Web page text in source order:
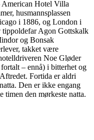
American Hotel Villa
husmannsplassen
i 1886, og London i
tippoldefar Agon Gottskalk
og Bonsak
takket være
Noe Gløder
– ennå) i bitterhet og
Fortida er aldri
Den er ikke engang
timen den mørkeste natta.